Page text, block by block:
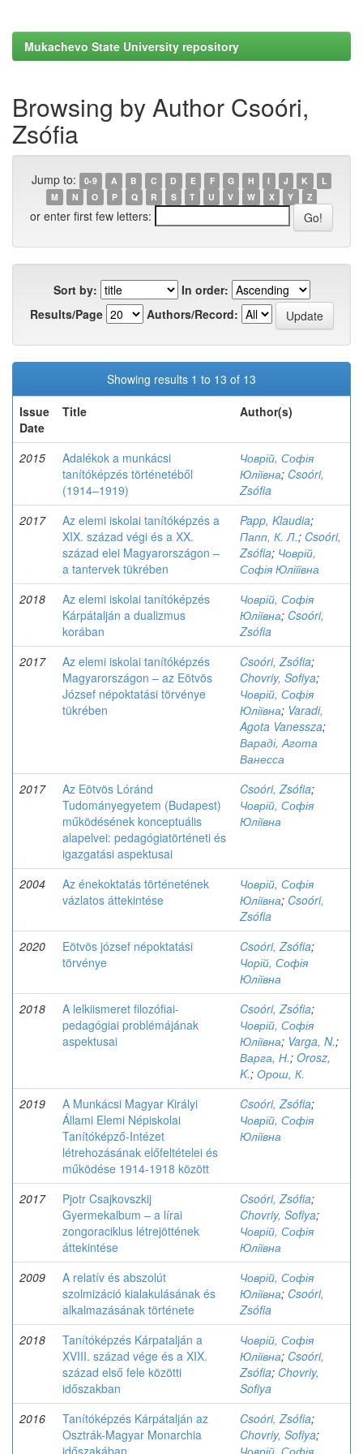
Mukachevo State University repository
Browsing by Author Csoóri,
Zsófia
Jump to: 0-9 A B C D E F G H I J K
L
M
N O P Q R S T U V W X Y Z
or enter first few letters:
Sort by:
In order:
Results/Page
Authors/Record:
Showing results 1 to 13 of 13
Issue
Date
Title Author(s)
2015
Adalékok a munkácsi
tanítóképzés történetéből
(1914–1919)
Човрій, Софія
Юліївна; Csoóri,
Zsófia
2017
Az elemi iskolai tanítóképzés a
XIX. század végi és a XX.
század elei Magyarországon –
a tantervek tükrében
Papp, Klaudia;
Папп, К. Л.; Csoóri,
Zsófia; Човрій,
Софія Юліїївна
2018
Az elemi iskolai tanítóképzés
Kárpátalján a dualizmus
korában
Човрій, Софія
Юліївна; Csoóri,
Zsófia
2017
Az elemi iskolai tanítóképzés
Magyarországon – az Eötvös
József népoktatási törvénye
tükrében
Csoóri, Zsófia;
Chovriy, Sofiya;
Човрій, Софія
Юліївна; Varadi,
Agota Vanessza;
Вараді, Агота
Ванесса
2017
Az Eötvös Lóránd
Tudományegyetem (Budapest)
működésének konceptuális
alapelvei: pedagógiatörténeti és
igazgatási aspektusai
Csoóri, Zsófia;
Човрій, Софія
Юліївна
2004
Az énekoktatás történetének
vázlatos áttekintése
Човрій, Софія
Юліївна; Csoóri,
Zsófia
2020
Eötvös józsef népoktatási
törvénye
Csoóri, Zsófia;
Чорій, Софія
Юліївна
2018
A lelkiismeret filozófiai-
pedagógiai problémájának
aspektusai
Csoóri, Zsófia;
Човрій, Софія
Юліївна; Varga, N.;
Варга, Н.; Orosz,
K.; Орош, К.
2019
A Munkácsi Magyar Királyi
Állami Elemi Népiskolai
Tanítóképző-Intézet
létrehozásának előfeltételei és
működése 1914-1918 között
Csoóri, Zsófia;
Човрій, Софія
Юліївна
2017
Pjotr Csajkovszkij
Gyermekalbum – a lírai
zongoraciklus létrejöttének
áttekintése
Csoóri, Zsófia;
Chovriy, Sofiya;
Човрій, Софія
Юліївна
2009
A relatív és abszolút
szolmizáció kialakulásának és
alkalmazásának története
Човрій, Софія
Юліївна; Csoóri,
Zsófia
2018
Tanítóképzés Kárpatalján a
XVIII. század vége és a XIX.
század első fele közötti
időszakban
Човрій, Софія
Юліївна; Csoóri,
Zsófia; Chovriy,
Sofiya
2016
Tanítóképzés Kárpátalján az
Osztrák-Magyar Monarchia
időszakában
Csoóri, Zsófia;
Chovriy, Sofiya;
Човрій, Софія